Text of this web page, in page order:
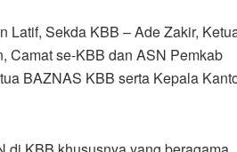
Latif, Sekda KBB – Ade Zakir,
Camat se-KBB dan ASN Pemkab
BAZNAS KBB serta Kepala